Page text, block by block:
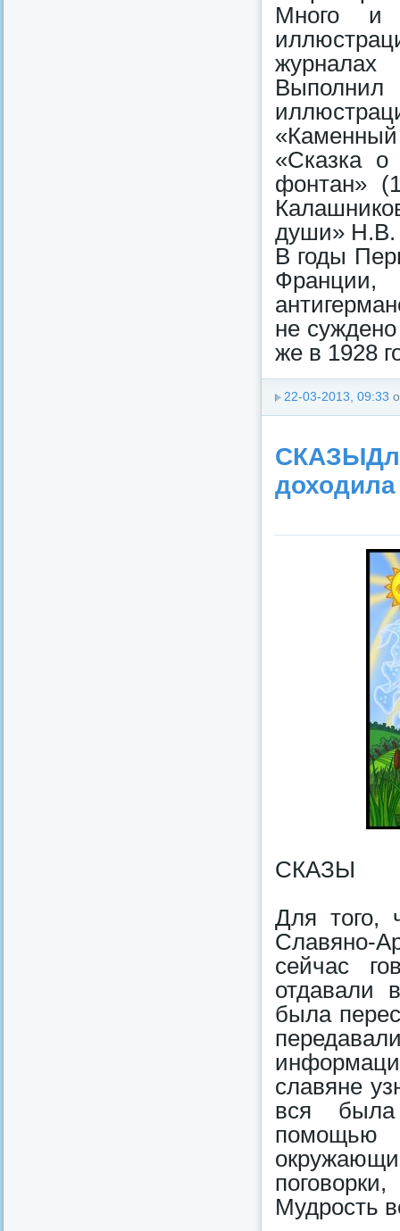
Много и
«Сказка о
фонтан»
души» Н.В.
В годы
Франции,
не
же в 1928
22-03-2013, 09:33
СКАЗЫ
Для того,
Славяно-
сейчас
отдавали
была
славяне
вся
помощью
Мудрость